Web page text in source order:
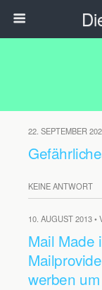
22. SEPTEMBER
KEINE ANTWORT
10. AUGUST 2013 •
Mail Made
werben